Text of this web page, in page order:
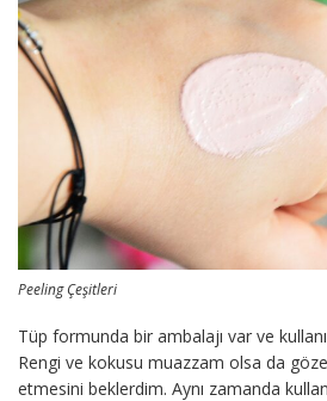
Peeling Çeşitleri
Tüp formunda bir ambalajı var ve
Rengi ve kokusu muazzam olsa da
etmesini beklerdim. Aynı zamanda